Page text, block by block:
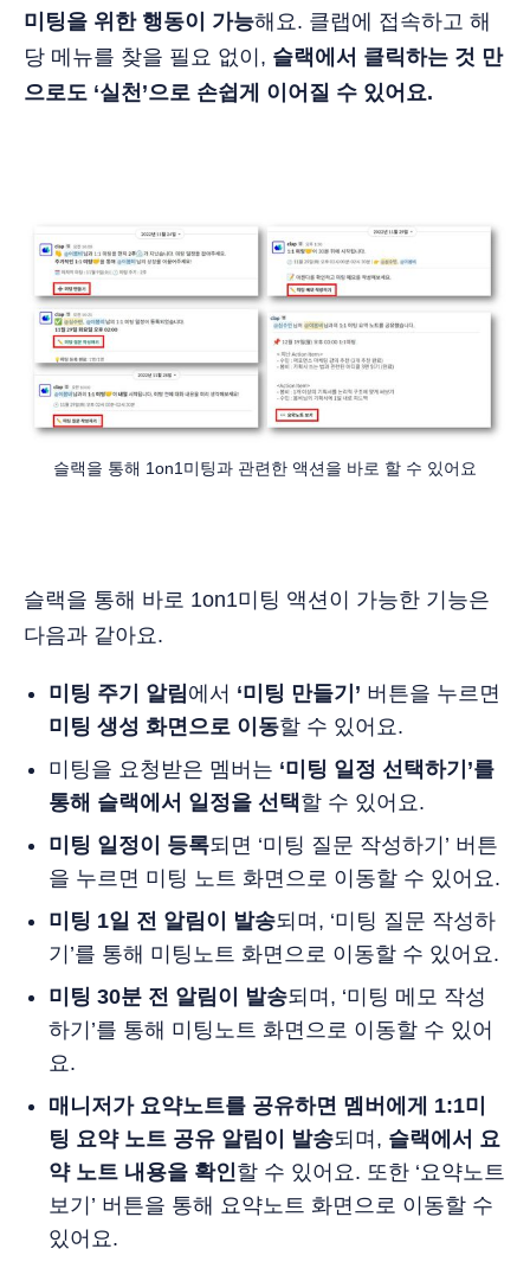
미팅을 위한 행동이 가능해요. 클랩에 접속하고 해
당 메뉴를 찾을 필요 없이, 슬랙에서 클릭하는 것 만
으로도 ‘실천’으로 손쉽게 이어질 수 있어요.
슬랙을 통해 1on1미팅과 관련한 액션을 바로 할 수 있어요
슬랙을 통해 바로 1on1미팅 액션이 가능한 기능은
다음과 같아요.
미팅 주기 알림에서 ‘미팅 만들기’ 버튼을 누르면
미팅 생성 화면으로 이동할 수 있어요.
미팅을 요청받은 멤버는 ‘미팅 일정 선택하기’를
통해 슬랙에서 일정을 선택할 수 있어요.
미팅 일정이 등록되면 ‘미팅 질문 작성하기’ 버튼
을 누르면 미팅 노트 화면으로 이동할 수 있어요.
미팅 1일 전 알림이 발송되며, ‘미팅 질문 작성하
기’를 통해 미팅노트 화면으로 이동할 수 있어요.
미팅 30분 전 알림이 발송되며, ‘미팅 메모 작성
하기’를 통해 미팅노트 화면으로 이동할 수 있어
요.
매니저가 요약노트를 공유하면 멤버에게 1:1미
팅 요약 노트 공유 알림이 발송되며, 슬랙에서 요
약 노트 내용을 확인할 수 있어요. 또한 ‘요약노트
보기’ 버튼을 통해 요약노트 화면으로 이동할 수
있어요.